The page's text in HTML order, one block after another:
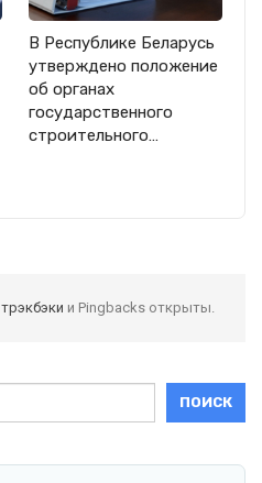
В Республике Беларусь
утверждено положение
об органах
государственного
строительного…
трэкбэки и Pingbacks открыты.
ПОИСК